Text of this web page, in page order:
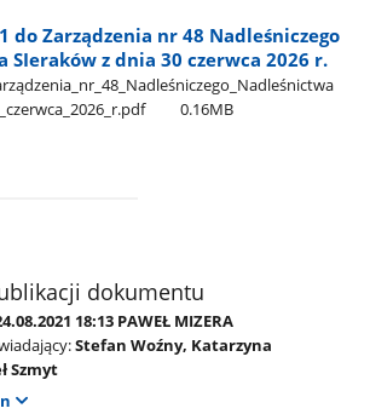
do Zarządzenia nr 48 Nadleśniczego
SIeraków z dnia 30 czerwca 2026 r.
0.16MB
dokumentu
18:13 PAWEŁ MIZERA
Stefan Woźny, Katarzyna
Szmyt